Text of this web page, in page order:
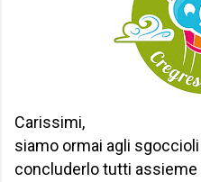
Carissimi,
siamo ormai agli
concluderlo tutti assieme